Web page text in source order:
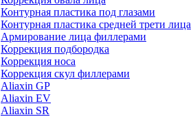
Контурная пластика под глазами
Контурная пластика средней трети лица
Армирование лица филлерами
Коррекция подбородка
Коррекция носа
Коррекция скул филлерами
Aliaxin GP
Aliaxin EV
Aliaxin SR